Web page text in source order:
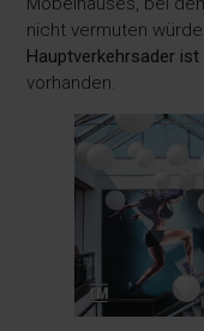
nicht vermuten
Hauptverkehrsader ist
vorhanden.